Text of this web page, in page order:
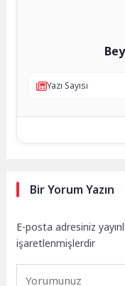
Yazı Sayısı
Bir Yorum Yazın
E-posta adresiniz
işaretlenmişlerdir